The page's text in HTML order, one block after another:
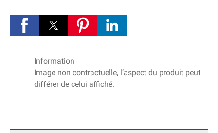
Information
Image non contractuelle, l’aspect du produit peut
différer de celui affiché.